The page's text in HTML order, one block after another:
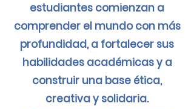
estudiantes comienzan a
comprender el mundo con más
profundidad, a fortalecer sus
habilidades académicas y a
construir una base ética,
creativa y solidaria.